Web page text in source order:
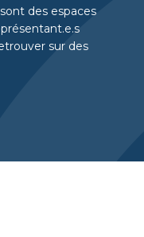
des espaces
sur des